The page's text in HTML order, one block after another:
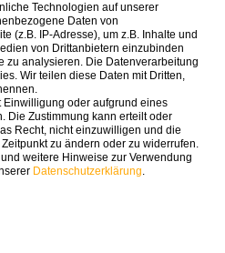
die wir anbieten
gefällig?
Holzspiele Alle Rechte
Technologien auf unserer
Daten von
(z.B. IP-Adresse), um z.B. Inhalte und
von Drittanbietern einzubinden
zu analysieren. Die Datenverarbeitung
Wir teilen diese Daten mit Dritten,
Einwilligung oder aufgrund eines
Die Zustimmung kann erteilt oder
Recht, nicht einzuwilligen und die
zu ändern oder zu widerrufen.
und weitere Hinweise zur Verwendung
Daten­schutz­erklärung.